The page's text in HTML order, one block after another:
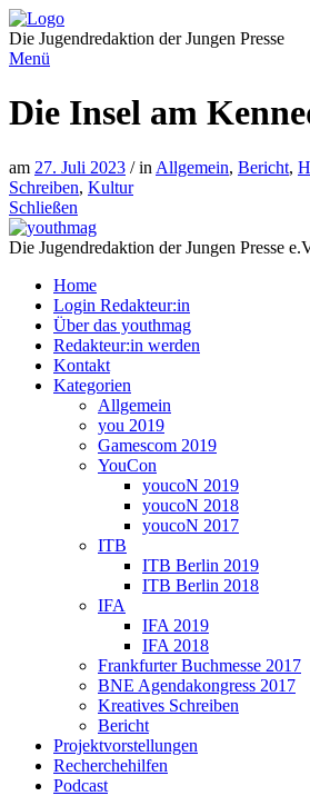
Direkt
zum
Inhalt
Die Jugendredaktion der Jungen Presse
Menü
Die Insel am
am 27. Juli 2023 / in Allgemein, Bericht,
Schreiben, Kultur
Schließen
Die Jugendredaktion der Jungen Presse
Home
Login Redakteur:in
Über das youthmag
Redakteur:in werden
Kontakt
Kategorien
Allgemein
you 2019
Gamescom 2019
YouCon
youcoN 2019
youcoN 2018
youcoN 2017
ITB
ITB Berlin 2019
ITB Berlin 2018
IFA
IFA 2019
IFA 2018
Frankfurter Buchmesse 2017
BNE Agendakongress 2017
Kreatives Schreiben
Bericht
Projektvorstellungen
Recherchehilfen
Podcast